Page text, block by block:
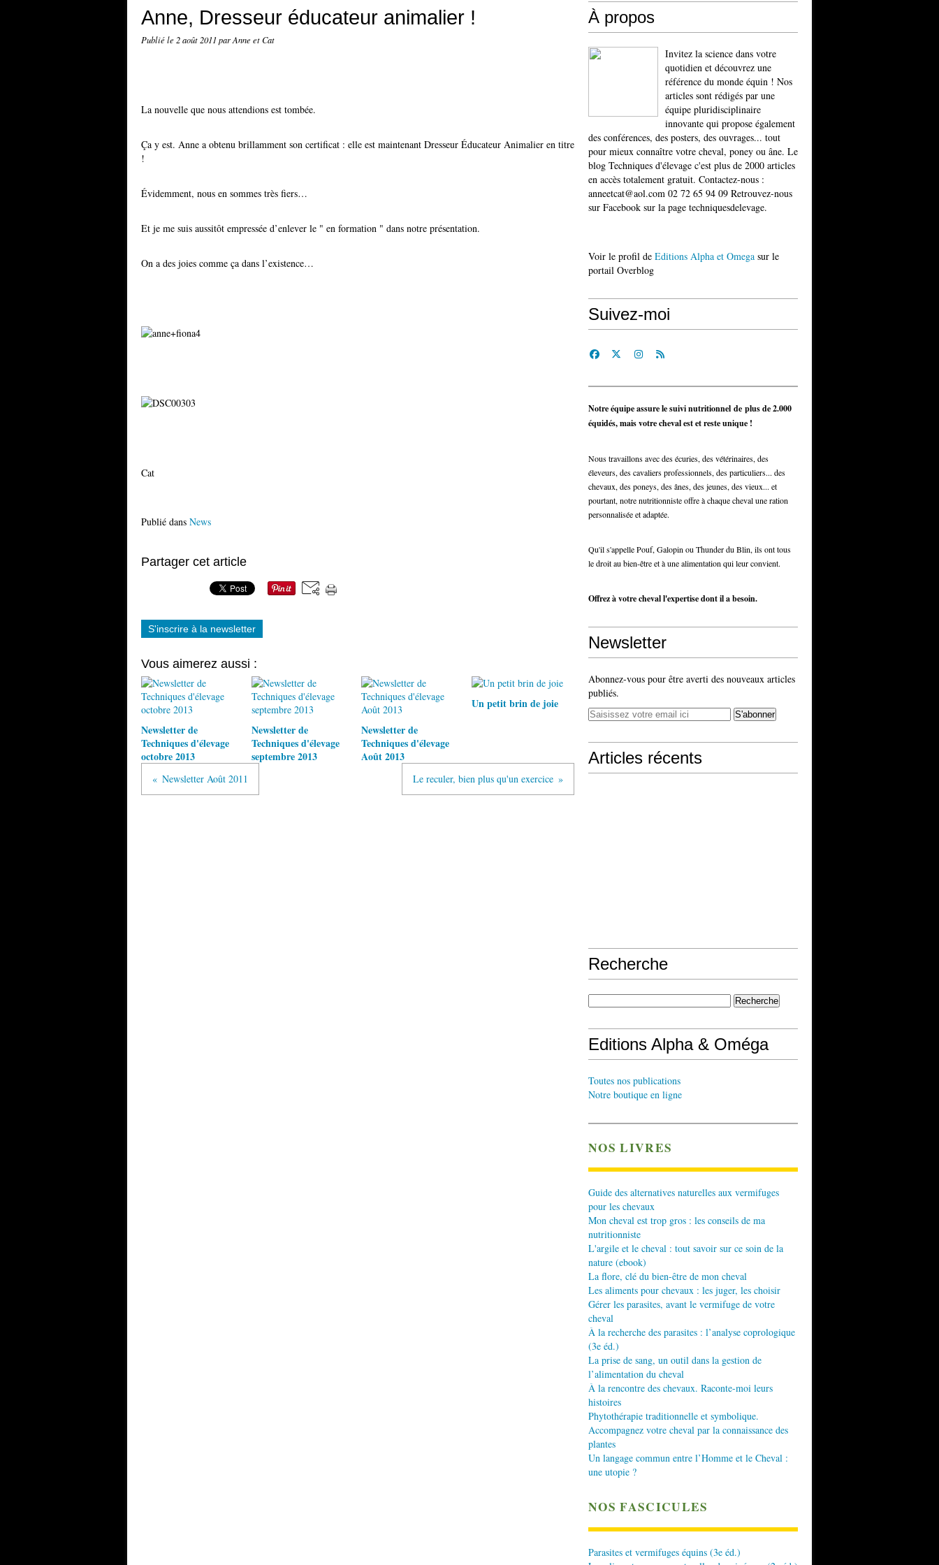
Anne, Dresseur éducateur animalier !
Publié le 2 août 2011par Anne et Cat
La nouvelle que nous attendions est tombée.
Ça y est. Anne a obtenu brillamment son certificat : elle est maintenant Dresseur Éducateur Animalier en titre
!
Évidemment, nous en sommes très fiers…
Et je me suis aussitôt empressée d’enlever le " en formation " dans notre présentation.
On a des joies comme ça dans l’existence…
Cat
Publié dans News
Partager cet article
S'inscrire à la newsletter
Vous aimerez aussi :
Newsletter de
Techniques d'élevage
octobre 2013
Newsletter de
Techniques d'élevage
septembre 2013
Newsletter de
Techniques d'élevage
Août 2013
Un petit brin de joie
Newsletter Août 2011 Le reculer, bien plus qu'un exercice
À propos
Invitez la science dans votre
quotidien et découvrez une
référence du monde équin ! Nos
articles sont rédigés par une
équipe pluridisciplinaire
innovante qui propose également
des conférences, des posters, des ouvrages... tout
pour mieux connaître votre cheval, poney ou âne. Le
blog Techniques d'élevage c'est plus de 2000 articles
en accès totalement gratuit. Contactez-nous :
anneetcat@aol.com 02 72 65 94 09 Retrouvez-nous
sur Facebook sur la page techniquesdelevage.
Voir le profil de Editions Alpha et Omega sur le
portail Overblog
Suivez-moi
Notre équipe assure le suivi nutritionnel de plus de 2.000
équidés, mais votre cheval est et reste unique !
Nous travaillons avec des écuries, des vétérinaires, des
éleveurs, des cavaliers professionnels, des particuliers... des
chevaux, des poneys, des ânes, des jeunes, des vieux... et
pourtant, notre nutritionniste offre à chaque cheval une ration
personnalisée et adaptée.
Qu'il s'appelle Pouf, Galopin ou Thunder du Blin, ils ont tous
le droit au bien-être et à une alimentation qui leur convient.
Offrez à votre cheval l'expertise dont il a besoin.
Newsletter
Abonnez-vous pour être averti des nouveaux articles
publiés.
Articles récents
Recherche
Editions Alpha & Oméga
Toutes nos publications
Notre boutique en ligne
NOS LIVRES
Guide des alternatives naturelles aux vermifuges
pour les chevaux
Mon cheval est trop gros : les conseils de ma
nutritionniste
L'argile et le cheval : tout savoir sur ce soin de la
nature (ebook)
La flore, clé du bien-être de mon cheval
Les aliments pour chevaux : les juger, les choisir
Gérer les parasites, avant le vermifuge de votre
cheval
À la recherche des parasites : l’analyse coprologique
(3e éd.)
La prise de sang, un outil dans la gestion de
l’alimentation du cheval
À la rencontre des chevaux. Raconte-moi leurs
histoires
Phytothérapie traditionnelle et symbolique.
Accompagnez votre cheval par la connaissance des
plantes
Un langage commun entre l’Homme et le Cheval :
une utopie ?
NOS FASCICULES
Parasites et vermifuges équins (3e éd.)